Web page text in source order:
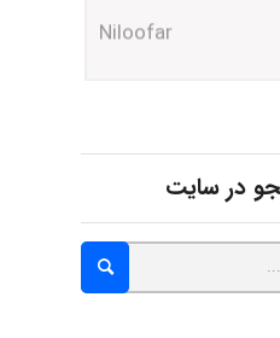
USER124
malekf
abolfazlkoshehe
در سایت